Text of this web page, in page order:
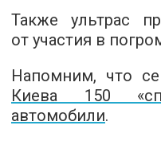
Также ультрас
от участия в
Напомним, что
Киева 150
автомобили.